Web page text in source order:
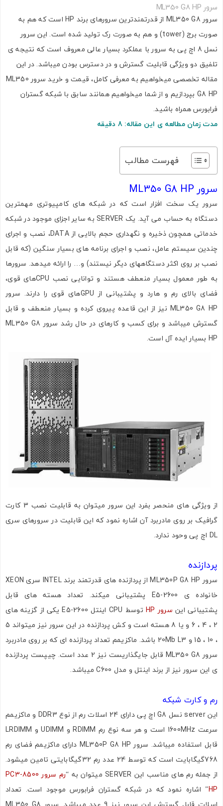
سرور ML350 G8 HP
سرور ML350 G8 از قدرتمندترین سرورهای برند HP است که هم به
صورت برج (tower) و هم به صورت رک تولید شده است. این سرور
نسل 8 اچ پی به سرور با عملکرد بسیار عالی معروف است که نتیجه ی
تلفیق دو ویژگی قابلیت گسترش و در دسترس بودن میباشد. در این
مقاله تخصصی میخواهیم به معرفی کامل، قیمت و خرید سرور ML350
G8 HP بپردازیم و از شما میخواهیم همانند سابق با شبکه گستران
فرابورس همراه باشید.
مدت زمان مطالعه ی این مقاله: 8 دقیقه
فهرست مطالب
سرور ML350 G8 HP
سرور یک سخت افزار است که در شبکه های کامپیوتری مهمترین
دستگاه به حساب می آید. یک SERVER به سایر اجزای موجود در شبکه
خدماتی همچون ذخیره و نگهداری حجم بالایی از DATA، نصب و اجرای
چندین سیستم عامل، نصب و اجرای برنامه های بسیار سنگین (که قابل
نصب بر روی اکثر دستگاههای دیگر نیستند) و… را ارائه میدهد. سرورها
به طور معمول بسیار منعطف هستند و توانایی نصب CPUهای قوی،
فضای بالای رم و هارد و پشتیبانی از GPUهای قوی را دارند. سرور
ML350 G8 HP نیز از این قاعده پیروی کرده و بسیار منعطف و قابل
گسترش میباشد و برای کسب و کارهای در حال رشد سرور ML350 G8
HP بسیار ایده آل است.
از ویژگی های منحصر بفرد این سرور میتوان به قابلیت نصب 3 کارت
گرافیک بر روی مادربرد آن اشاره نمود که این قابلیت در سرورهای سری
DL اچ پی وحود ندارد.
پردازنده
سرور ML350P G8 HP از پردازنده های قدرتمند برند INTEL سری XEON
خانواده ی E5-2600 پشتیبانی میکند. تعداد هسته های قابل
پشتیبانی این سرور HP
توسط CPU اینتل E5-2600 یکی از گزینه های
2 ، 4 ، 6 و یا 8 هسته است و کش پردازنده در این سرور نیز میتواند 5
، 10 ، 15 و 20Mb L3 باشد. ماکزیمم تعداد پردازنده ای که بر روی مادربرد
سرور ML350 G8 قابل جایگذاریست نیز 2 عدد است. چیپست پردازنده
ی این سرور نیز از برند اینتل و مدل C600 میباشد.
رم و کارت شبکه
این server نسل G8 اچ پی دارای 24 اسلات رم از نوع DDR3 و ماکزیمم
سرعت 1600MHz است و هر سه نوع رم RDIMM و UDIMM و LRDIMM
قابل استفاده میباشد. سرور ML350P G8 HP دارای ماکزیمم فضای رم
768گیگابایت است که توسط 24 عدد رم 32گیگابایتی تامین میشود.
از جمله رم های مناسب این SERVER میتوان به “
رم سرور PC3-8500
HP” اشاره نمود که در شبکه گستران فرابورس موجود است. تعداد